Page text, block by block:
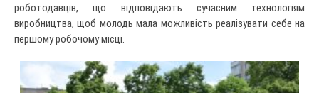
роботодавців, що відповідають сучасним технологіям
виробництва, щоб молодь мала можливість реалізувати себе на
першому робочому місці.